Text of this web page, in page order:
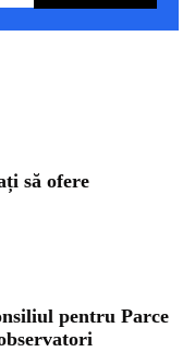
să ofere
pentru Parce